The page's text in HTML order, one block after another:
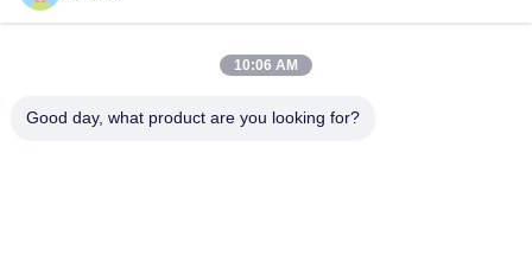
BMER-2-80-VD-T2-R হাইড্রোলিক অরবিট মোটর প্রতিস্থাপন
ইটন 4000 সিরিজের জন্য হাইড্রোলিক চার্ লিন অরবিটাল মোটর 109-1100-006
10:06 AM
Good day, what product are you looking for?